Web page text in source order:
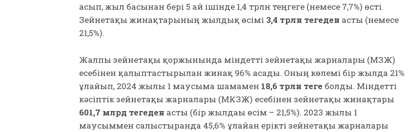
асып, жыл басынан бері 5 ай ішінде 1,4 трлн теңгеге (немесе 7,7%) өсті.
Зейнетақы жинақтарының жылдық өсімі 3,4 трлн теңгеден асты (немесе
21,5%).
Жалпы зейнетақы қоржынында міндетті зейнетақы жарналары (МЗЖ)
есебінен қалыптастырылған жинақ 96% асады. Оның көлемі бір жылда 21%
ұлғайып, 2024 жылғы 1 маусымға шамамен 18,6 трлн теңге болды. Міндетті
кәсіптік зейнетақы жарналары (МКЗЖ) есебінен зейнетақы жинақтары
601,7 млрд теңгеден асты (бір жылдағы өсім – 21,5%). 2023 жылғы 1
маусыммен салыстырғанда 45,6% ұлғайған ерікті зейнетақы жарналары